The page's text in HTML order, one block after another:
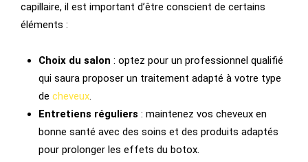
capillaire, il est important d’être conscient de certains
éléments :
Choix du salon : optez pour un professionnel qualifié
qui saura proposer un traitement adapté à votre type
de cheveux.
Entretiens réguliers : maintenez vos cheveux en
bonne santé avec des soins et des produits adaptés
pour prolonger les effets du botox.